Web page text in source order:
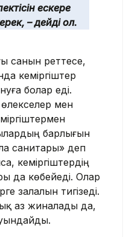
ескере
– дейді ол.
санын реттесе,
кеміргіштер
болар еді.
мен
барлығын
санитары» деп
кеміргіштердің
да көбейеді. Олар
залалын тигізеді.
аз жиналады да,